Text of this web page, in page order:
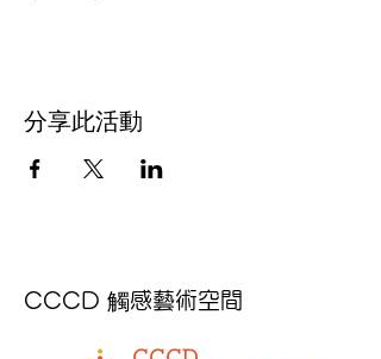
分享此活動
CCCD 觸感藝術空間